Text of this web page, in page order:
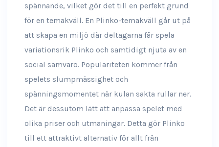
spännande, vilket gör det till en perfekt grund
för en temakväll. En Plinko-temakväll går ut på
att skapa en miljö där deltagarna får spela
variationsrik Plinko och samtidigt njuta av en
social samvaro. Populariteten kommer från
spelets slumpmässighet och
spänningsmomentet när kulan sakta rullar ner.
Det är dessutom lätt att anpassa spelet med
olika priser och utmaningar. Detta gör Plinko
till ett attraktivt alternativ för allt från